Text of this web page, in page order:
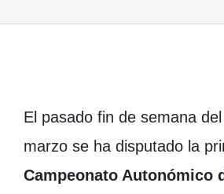
El pasado fin de semana
marzo se ha disputado la
Campeonato Autonómico